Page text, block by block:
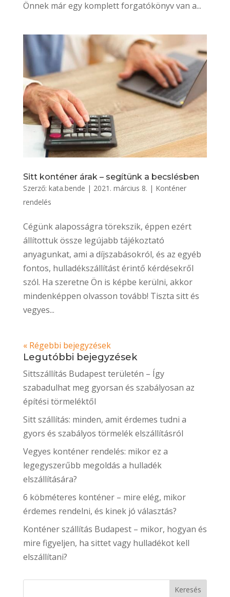
Önnek már egy komplett forgatókönyv van a...
Sitt konténer árak – segítünk a becslésben
Szerző: kata.bende | 2021. március 8. | Konténer
rendelés
Cégünk alaposságra törekszik, éppen ezért
állítottuk össze legújabb tájékoztató
anyagunkat, ami a díjszabásokról, és az egyéb
fontos, hulladékszállítást érintő kérdésekről
szól. Ha szeretne Ön is képbe kerülni, akkor
mindenképpen olvasson tovább! Tiszta sitt és
vegyes...
« Régebbi bejegyzések
Legutóbbi bejegyzések
Sittszállítás Budapest területén – Így
szabadulhat meg gyorsan és szabályosan az
építési törmeléktől
Sitt szállítás: minden, amit érdemes tudni a
gyors és szabályos törmelék elszállításról
Vegyes konténer rendelés: mikor ez a
legegyszerűbb megoldás a hulladék
elszállítására?
6 köbméteres konténer – mire elég, mikor
érdemes rendelni, és kinek jó választás?
Konténer szállítás Budapest – mikor, hogyan és
mire figyeljen, ha sittet vagy hulladékot kell
elszállítani?